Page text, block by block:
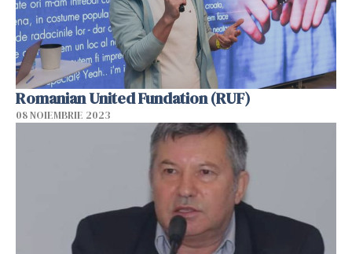
Romanian United Fundation (RUF)
08 NOIEMBRIE 2023